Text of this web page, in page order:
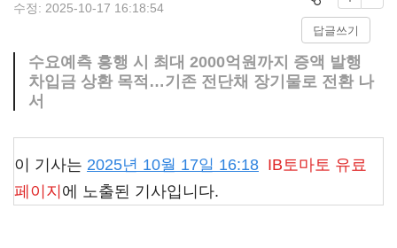
수정: 2025-10-17 16:18:54
답글쓰기
수요예측 흥행 시 최대 2000억원까지 증액 발행
차입금 상환 목적…기존 전단채 장기물로 전환 나
서
이 기사는 2025년 10월 17일 16:18 IB토마토 유료
페이지 에 노출된 기사입니다.